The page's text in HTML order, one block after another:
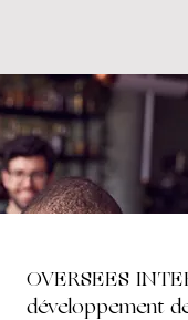
OVERSEES
développement